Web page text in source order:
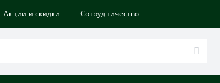
Акции и скидки Cотрудничество